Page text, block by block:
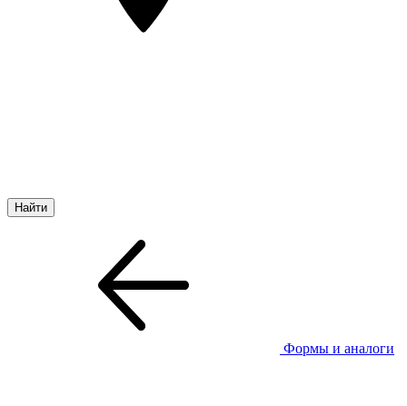
Формы и аналоги